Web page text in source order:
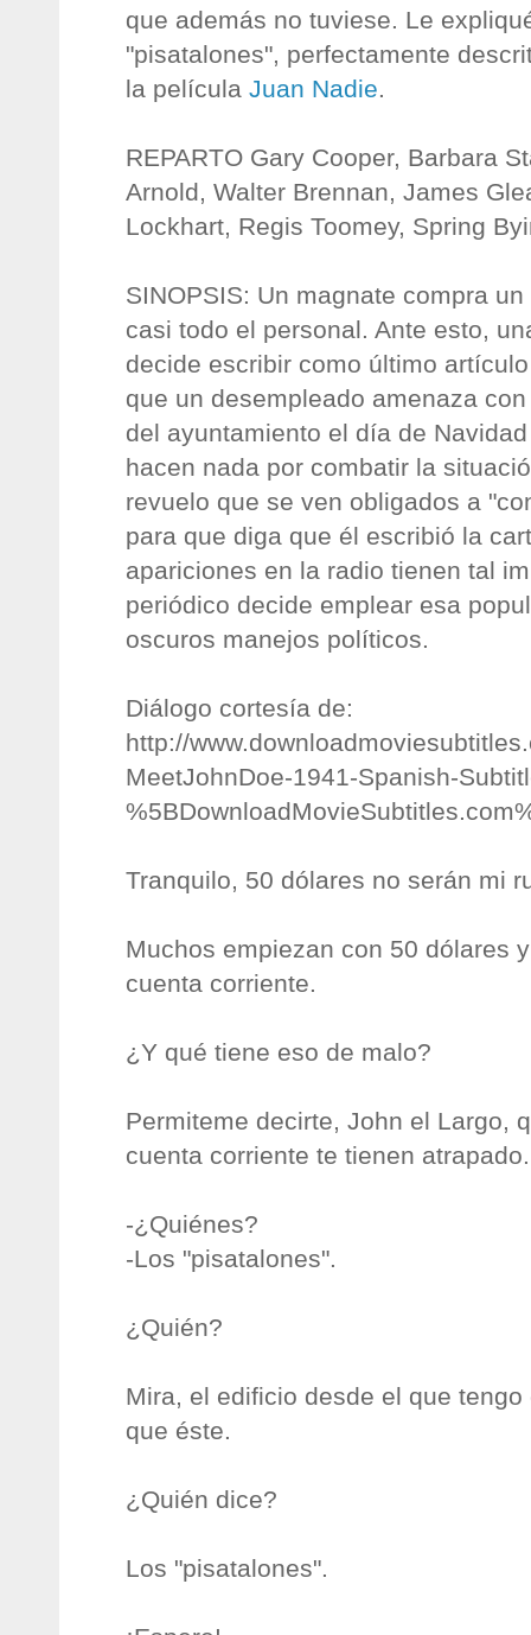
que además no tuviese. Le
"pisatalones", perfectamente
la película Juan Nadie
REPARTO Gary Cooper, Barbara
Arnold, Walter Brennan, James
Lockhart, Regis Toomey, Spring
SINOPSIS: Un magnate compra
casi todo el personal. Ante esto,
decide escribir como último
que un desempleado amenaza
del ayuntamiento el día de
hacen nada por combatir la
revuelo que se ven obligados a
para que diga que él escribió la
apariciones en la radio tienen tal
periódico decide emplear esa
oscuros manejos políticos.
Diálogo cortesía de:
http://
MeetJohnDoe-1941-Spanish-
Tranquilo, 50 dólares no serán mi
Muchos empiezan con 50 dólares
cuenta corriente.
¿Y qué tiene eso de malo?
Permiteme decirte, John el Largo,
cuenta corriente te tienen
-¿Quiénes?
-Los "pisatalones".
¿Quién?
Mira, el edificio desde el que
que éste.
¿Quién dice?
Los "pisatalones".